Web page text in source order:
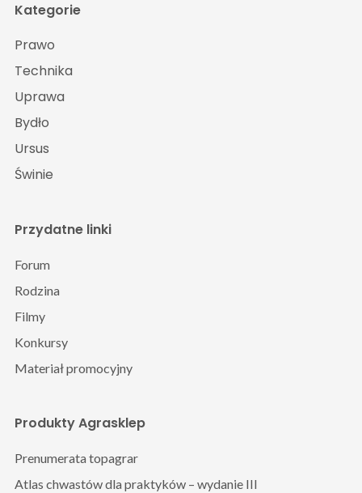
Kategorie
Prawo
Technika
Uprawa
Bydło
Ursus
Świnie
Produkty Agrasklep
Prenumerata topagrar
Atlas chwastów dla praktyków – wydanie III
Przydatne linki
Forum
Rodzina
Filmy
Konkursy
Materiał promocyjny